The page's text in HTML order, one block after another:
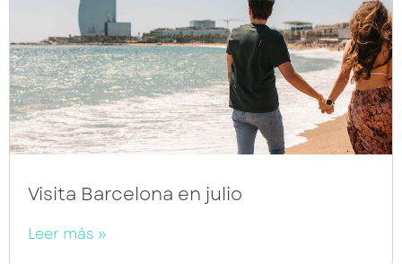
Visita Barcelona en julio
Leer más »